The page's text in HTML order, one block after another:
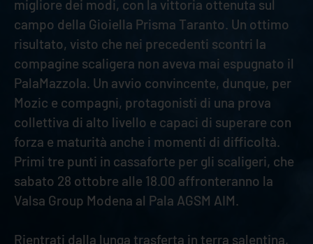
migliore dei modi, con la vittoria ottenuta sul
campo della Gioiella Prisma Taranto. Un ottimo
risultato, visto che nei precedenti scontri la
compagine scaligera non aveva mai espugnato il
PalaMazzola. Un avvio convincente, dunque, per
Mozic e compagni, protagonisti di una prova
collettiva di alto livello e capaci di superare con
forza e maturità anche i momenti di difficoltà.
Primi tre punti in cassaforte per gli scaligeri, che
sabato 28 ottobre alle 18.00 affronteranno la
Valsa Group Modena al Pala AGSM AIM.
Rientrati dalla lunga trasferta in terra salentina,